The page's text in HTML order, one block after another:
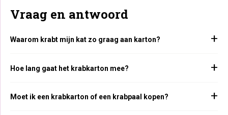
Vraag en antwoord
Waarom krabt mijn kat zo graag aan karton?
Hoe lang gaat het krabkarton mee?
Moet ik een krabkarton of een krabpaal kopen?